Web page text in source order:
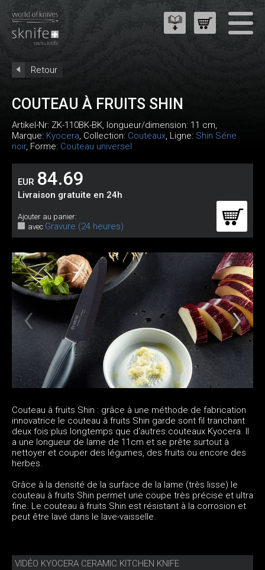
Retour
COUTEAU À FRUITS SHIN
Artikel-Nr: ZK-110BK-BK, longueur/dimension: 11 cm,
Marque: Kyocera, Collection: Couteaux, Ligne: Shin Série
noir, Forme: Couteau universel
EUR 84.69
Livraison gratuite en 24h
Ajouter au panier:
avec Gravure (24 heures)
Couteau à fruits Shin : grâce à une méthode de fabrication
innovatrice le couteau à fruits Shin garde sont fil tranchant
deux fois plus longtemps que d’autres couteaux Kyocera. Il
a une longueur de lame de 11cm et se prête surtout à
nettoyer et couper des légumes, des fruits ou encore des
herbes.
Grâce à la densité de la surface de la lame (très lisse) le
couteau à fruits Shin permet une coupe très précise et ultra
fine. Le couteau à fruits Shin est résistant à la corrosion et
peut être lavé dans le lave-vaisselle.
VIDÉO KYOCERA CERAMIC KITCHEN KNIFE